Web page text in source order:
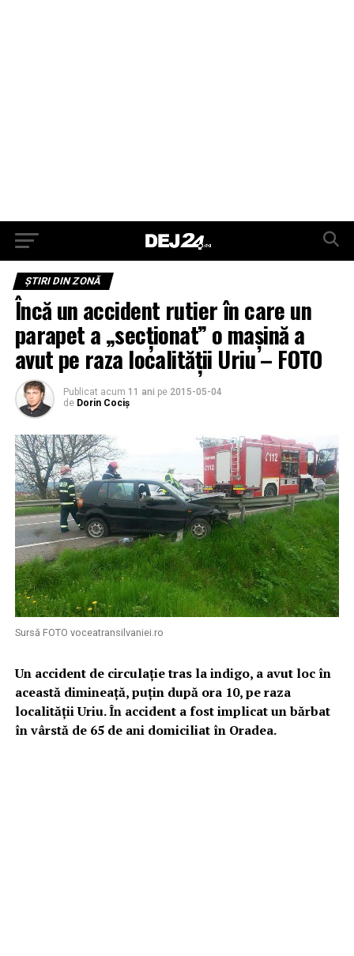
ŞTIRI DIN ZONĂ
Încă un accident rutier în care un
parapet a „secționat” o mașină a
avut pe raza localității Uriu – FOTO
Publicat acum 11 ani pe 2015-05-04
de Dorin Cociș
Sursă FOTO voceatransilvaniei.ro
Un accident de circulație tras la indigo, a avut loc în
această dimineață, puțin după ora 10, pe raza
localității Uriu. În accident a fost implicat un bărbat
în vârstă de 65 de ani domiciliat în Oradea.